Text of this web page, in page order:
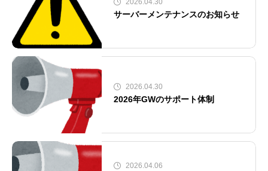
2026.04.30
サーバーメンテナンスのお知らせ
2026.04.30
2026年GWのサポート体制
2026.04.06